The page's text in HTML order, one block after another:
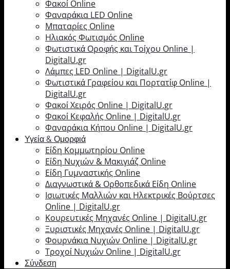
Φακοί Online
Φαναράκια LED Online
Μπαταρίες Online
Ηλιακός Φωτισμός Online
Φωτιστικά Οροφής και Τοίχου Online |
DigitalU.gr
Λάμπες LED Online | DigitalU.gr
Φωτιστικά Γραφείου και Πορτατίφ Online |
DigitalU.gr
Φακοί Χειρός Online | DigitalU.gr
Φακοί Κεφαλής Online | DigitalU.gr
Φαναράκια Κήπου Online | DigitalU.gr
Υγεία & Ομορφιά
Είδη Κομμωτηρίου Online
Είδη Νυχιών & Μακιγιάζ Online
Είδη Γυμναστικής Online
Διαγνωστικά & Ορθοπεδικά Είδη Online
Ισιωτικές Μαλλιών και Ηλεκτρικές Βούρτσες
Online | DigitalU.gr
Κουρευτικές Μηχανές Online | DigitalU.gr
Ξυριστικές Μηχανές Online | DigitalU.gr
Φουρνάκια Νυχιών Online | DigitalU.gr
Τροχοί Νυχιών Online | DigitalU.gr
Σύνδεση